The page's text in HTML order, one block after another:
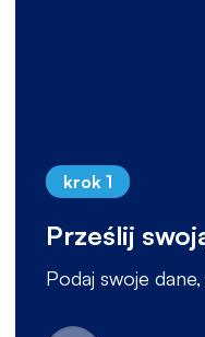
krok 1
Prześlij
Podaj swoje